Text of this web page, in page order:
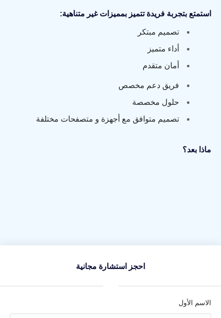
استمتع بتجربة فريدة تتميز بمميزات غير متناهية:
تصميم مبتكر
أداء متميز
أمان متقدم
فريق دعم مخصص
حلول مخصصة
تصميم متوافق مع أجهزة و متصفحات مختلفة
ماذا بعد؟
احجز استشارة مجانية
الاسم الأول